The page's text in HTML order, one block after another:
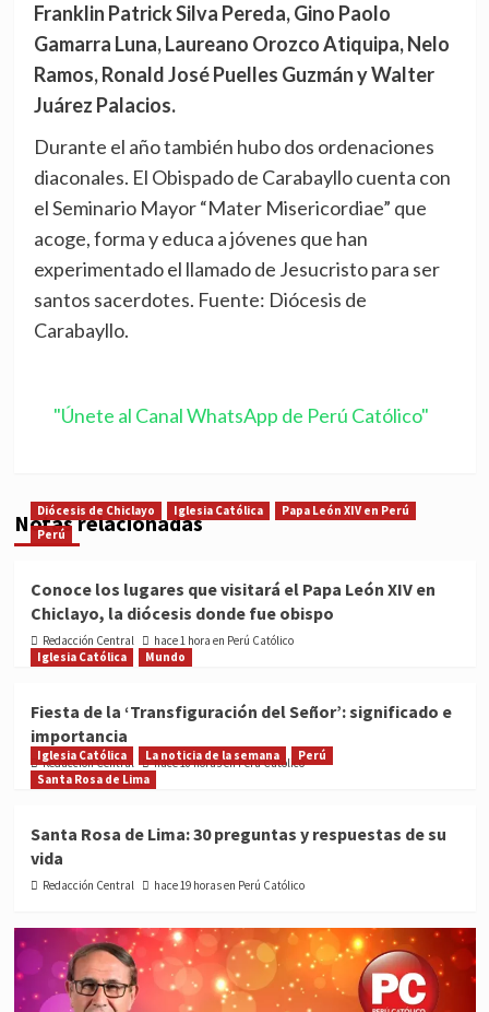
Franklin Patrick Silva Pereda, Gino Paolo
Gamarra Luna, Laureano Orozco Atiquipa, Nelo
Ramos, Ronald José Puelles Guzmán y Walter
Juárez Palacios.
Durante el año también hubo dos ordenaciones
diaconales. El Obispado de Carabayllo cuenta con
el Seminario Mayor “Mater Misericordiae” que
acoge, forma y educa a jóvenes que han
experimentado el llamado de Jesucristo para ser
santos sacerdotes. Fuente: Diócesis de
Carabayllo.
"Únete al Canal WhatsApp de Perú Católico"
Notas relacionadas
Diócesis de Chiclayo Iglesia Católica
Papa León XIV en Perú
Perú
Conoce los lugares que visitará el Papa León XIV en
Chiclayo, la diócesis donde fue obispo
Redacción Central
hace 1 hora en Perú Católico
Iglesia Católica
Mundo
Fiesta de la ‘Transfiguración del Señor’: significado e
importancia
Redacción Central hace 18 horas en Perú Católico
Iglesia Católica La noticia de la semana
Perú
Santa Rosa de Lima
Santa Rosa de Lima: 30 preguntas y respuestas de su
vida
Redacción Central hace 19 horas en Perú Católico